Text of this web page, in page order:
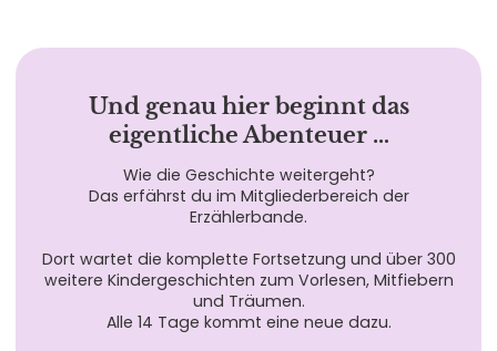
Und genau hier beginnt das
eigentliche Abenteuer …
Wie die Geschichte weitergeht?
Das erfährst du im Mitgliederbereich der
Erzählerbande.
Dort wartet die komplette Fortsetzung und über 300
weitere Kindergeschichten zum Vorlesen, Mitfiebern
und Träumen.
Alle 14 Tage kommt eine neue dazu.